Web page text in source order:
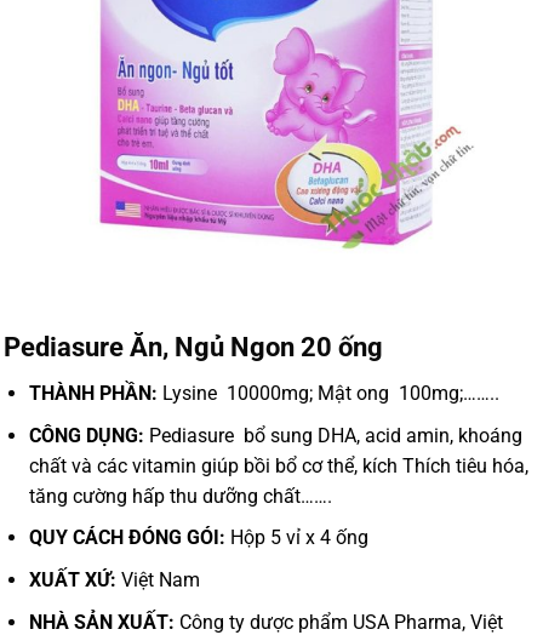
Pediasure Ăn, Ngủ Ngon 20 ống
THÀNH PHẦN: Lysine 10000mg; Mật ong 100mg;……..
CÔNG DỤNG: Pediasure bổ sung DHA, acid amin, khoáng
chất và các vitamin giúp bồi bổ cơ thể, kích Thích tiêu hóa,
tăng cường hấp thu dưỡng chất…….
QUY CÁCH ĐÓNG GÓI: Hộp 5 vỉ x 4 ống
XUẤT XỨ: Việt Nam
NHÀ SẢN XUẤT: Công ty dược phẩm USA Pharma, Việt